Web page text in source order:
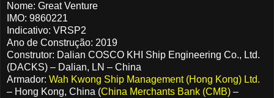
Nome: Great Venture
IMO: 9860221
Indicativo: VRSP2
Ano de Construção: 2019
Construtor: Dalian COSCO KHI Ship Engineering Co., Ltd.
(DACKS) – Dalian, LN – China
Armador: Wah Kwong Ship Management (Hong Kong) Ltd.
– Hong Kong, China (China Merchants Bank (CMB) –